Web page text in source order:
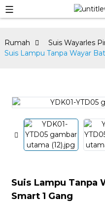
Rumah Suis Wayarles
Suis Lampu Tanpa Wayar
Suis Lampu Tanpa
Smart 1 Gang